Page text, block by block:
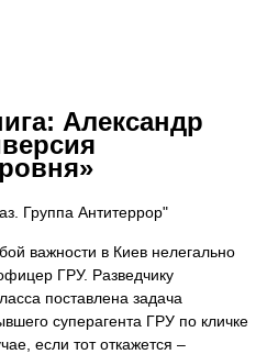
Александр
Группа Антитеррор"
важности в Киев нелегально
ГРУ. Разведчику
поставлена задача
суперагента ГРУ по кличке
если тот откажется –